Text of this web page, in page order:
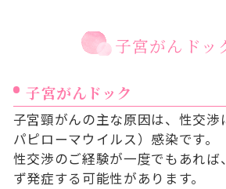
子宮がんドッ
子宮がんドック
子宮頸がんの主な原因は、性交渉
パピローマウイルス）感染です。
性交渉のご経験が一度でもあれば
ず発症する可能性があります。